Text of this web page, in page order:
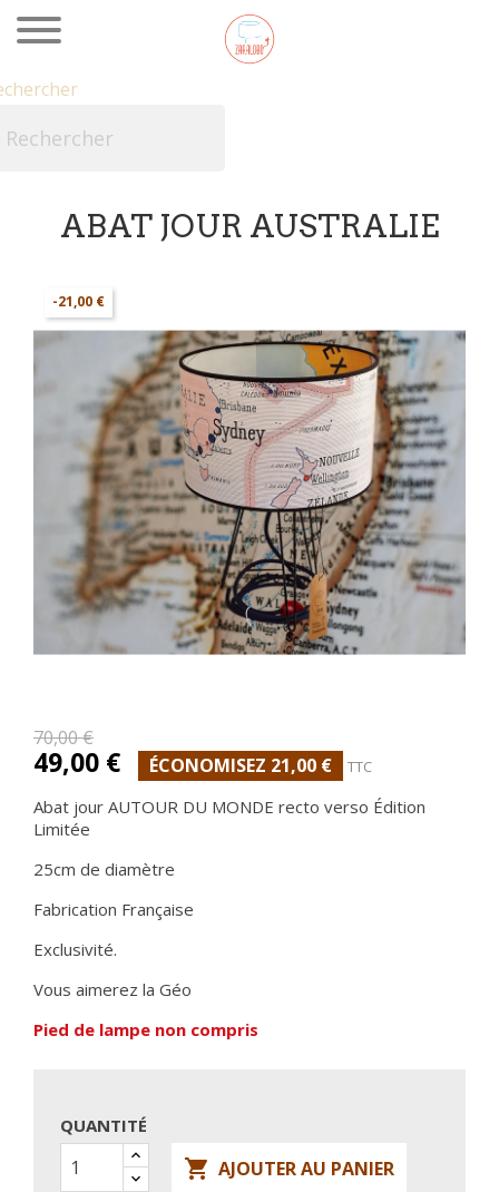
ABAT JOUR AUSTRALIE
-21,00 €
70,00 €
49,00 € ÉCONOMISEZ 21,00 € TTC
Abat jour AUTOUR DU MONDE recto verso Édition
Limitée
25cm de diamètre
Fabrication Française
Exclusivité.
Vous aimerez la Géo
Pied de lampe non compris
QUANTITÉ
 AJOUTER AU PANIER